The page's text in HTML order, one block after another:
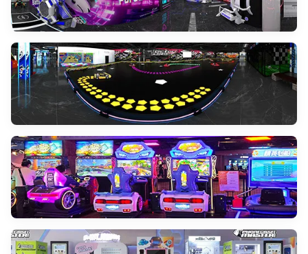
Cinema imersivo
VISTA MAIS
Jogo de Projeção Interativa
VISTA MAIS
Simulador Desportivo